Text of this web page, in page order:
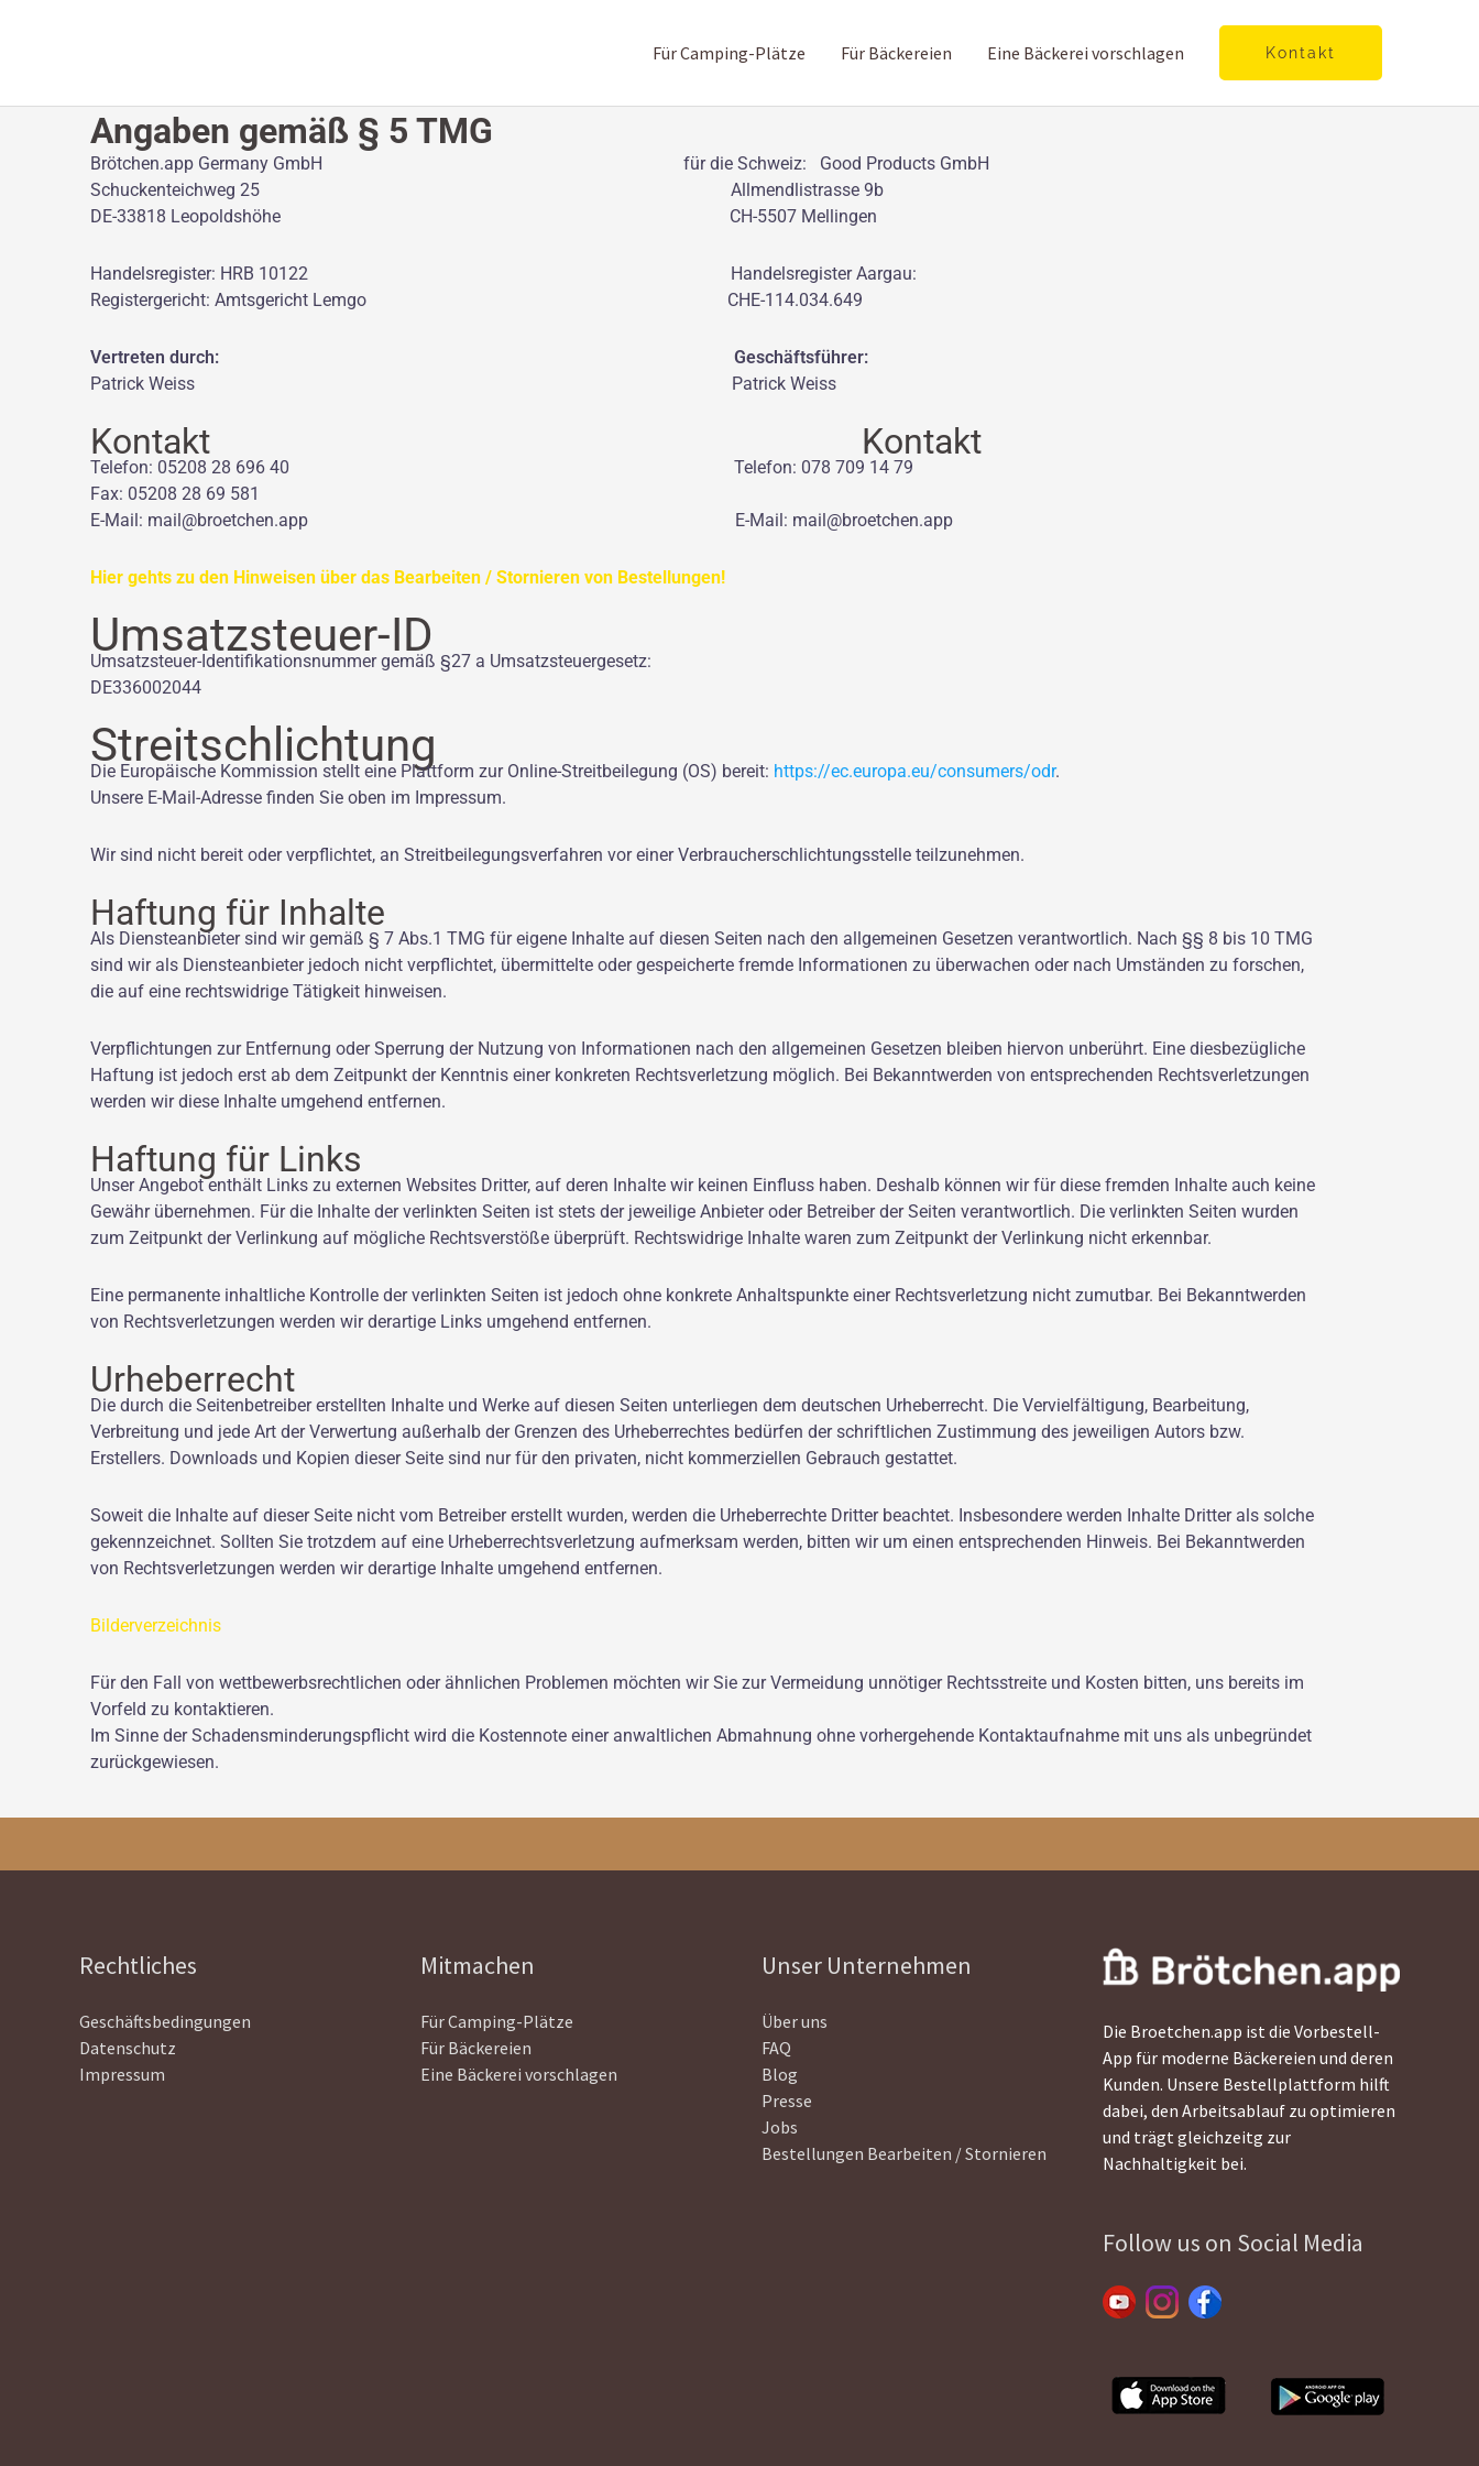
Für Camping-Plätze Für Bäckereien Eine Bäckerei vorschlagen Kontakt
Angaben gemäß § 5 TMG
Brötchen.app Germany GmbH für die Schweiz: Good Products GmbH
Schuckenteichweg 25 Allmendlistrasse 9b
DE-33818 Leopoldshöhe CH-5507 Mellingen
Handelsregister: HRB 10122 Handelsregister Aargau:
Registergericht: Amtsgericht Lemgo CHE-114.034.649
Vertreten durch: Geschäftsführer:
Patrick Weiss Patrick Weiss
Kontakt Kontakt
Telefon: 05208 28 696 40 Telefon: 078 709 14 79
Fax: 05208 28 69 581
E-Mail: mail@broetchen.app E-Mail: mail@broetchen.app
Hier gehts zu den Hinweisen über das Bearbeiten / Stornieren von Bestellungen!
Umsatzsteuer-ID
Umsatzsteuer-Identifikationsnummer gemäß §27 a Umsatzsteuergesetz:
DE336002044
Streitschlichtung
Die Europäische Kommission stellt eine Plattform zur Online-Streitbeilegung (OS) bereit: https://ec.europa.eu/consumers/odr.
Unsere E-Mail-Adresse finden Sie oben im Impressum.
Wir sind nicht bereit oder verpflichtet, an Streitbeilegungsverfahren vor einer Verbraucherschlichtungsstelle teilzunehmen.
Haftung für Inhalte
Als Diensteanbieter sind wir gemäß § 7 Abs.1 TMG für eigene Inhalte auf diesen Seiten nach den allgemeinen Gesetzen verantwortlich. Nach §§ 8 bis 10 TMG
sind wir als Diensteanbieter jedoch nicht verpflichtet, übermittelte oder gespeicherte fremde Informationen zu überwachen oder nach Umständen zu forschen,
die auf eine rechtswidrige Tätigkeit hinweisen.
Verpflichtungen zur Entfernung oder Sperrung der Nutzung von Informationen nach den allgemeinen Gesetzen bleiben hiervon unberührt. Eine diesbezügliche
Haftung ist jedoch erst ab dem Zeitpunkt der Kenntnis einer konkreten Rechtsverletzung möglich. Bei Bekanntwerden von entsprechenden Rechtsverletzungen
werden wir diese Inhalte umgehend entfernen.
Haftung für Links
Unser Angebot enthält Links zu externen Websites Dritter, auf deren Inhalte wir keinen Einfluss haben. Deshalb können wir für diese fremden Inhalte auch keine
Gewähr übernehmen. Für die Inhalte der verlinkten Seiten ist stets der jeweilige Anbieter oder Betreiber der Seiten verantwortlich. Die verlinkten Seiten wurden
zum Zeitpunkt der Verlinkung auf mögliche Rechtsverstöße überprüft. Rechtswidrige Inhalte waren zum Zeitpunkt der Verlinkung nicht erkennbar.
Eine permanente inhaltliche Kontrolle der verlinkten Seiten ist jedoch ohne konkrete Anhaltspunkte einer Rechtsverletzung nicht zumutbar. Bei Bekanntwerden
von Rechtsverletzungen werden wir derartige Links umgehend entfernen.
Urheberrecht
Die durch die Seitenbetreiber erstellten Inhalte und Werke auf diesen Seiten unterliegen dem deutschen Urheberrecht. Die Vervielfältigung, Bearbeitung,
Verbreitung und jede Art der Verwertung außerhalb der Grenzen des Urheberrechtes bedürfen der schriftlichen Zustimmung des jeweiligen Autors bzw.
Erstellers. Downloads und Kopien dieser Seite sind nur für den privaten, nicht kommerziellen Gebrauch gestattet.
Soweit die Inhalte auf dieser Seite nicht vom Betreiber erstellt wurden, werden die Urheberrechte Dritter beachtet. Insbesondere werden Inhalte Dritter als solche
gekennzeichnet. Sollten Sie trotzdem auf eine Urheberrechtsverletzung aufmerksam werden, bitten wir um einen entsprechenden Hinweis. Bei Bekanntwerden
von Rechtsverletzungen werden wir derartige Inhalte umgehend entfernen.
Bilderverzeichnis
Für den Fall von wettbewerbsrechtlichen oder ähnlichen Problemen möchten wir Sie zur Vermeidung unnötiger Rechtsstreite und Kosten bitten, uns bereits im
Vorfeld zu kontaktieren.
Im Sinne der Schadensminderungspflicht wird die Kostennote einer anwaltlichen Abmahnung ohne vorhergehende Kontaktaufnahme mit uns als unbegründet
zurückgewiesen.
Rechtliches
Geschäftsbedingungen
Datenschutz
Impressum
Mitmachen
Für Camping-Plätze
Für Bäckereien
Eine Bäckerei vorschlagen
Unser Unternehmen
Über uns
FAQ
Blog
Presse
Jobs
Bestellungen Bearbeiten / Stornieren
Die Broetchen.app ist die Vorbestell-
App für moderne Bäckereien und deren
Kunden. Unsere Bestellplattform hilft
dabei, den Arbeitsablauf zu optimieren
und trägt gleichzeitg zur
Nachhaltigkeit bei.
Follow us on Social Media